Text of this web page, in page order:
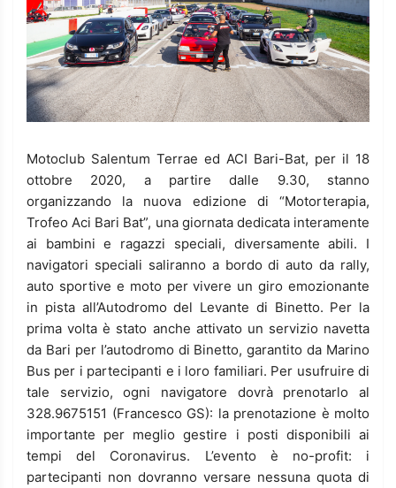
Motoclub Salentum Terrae ed ACI Bari-Bat, per il 18
ottobre 2020, a partire dalle 9.30, stanno
organizzando la nuova edizione di “Motorterapia,
Trofeo Aci Bari Bat”, una giornata dedicata interamente
ai bambini e ragazzi speciali, diversamente abili. I
navigatori speciali saliranno a bordo di auto da rally,
auto sportive e moto per vivere un giro emozionante
in pista all’Autodromo del Levante di Binetto. Per la
prima volta è stato anche attivato un servizio navetta
da Bari per l’autodromo di Binetto, garantito da Marino
Bus per i partecipanti e i loro familiari. Per usufruire di
tale servizio, ogni navigatore dovrà prenotarlo al
328.9675151 (Francesco GS): la prenotazione è molto
importante per meglio gestire i posti disponibili ai
tempi del Coronavirus. L’evento è no-profit: i
partecipanti non dovranno versare nessuna quota di